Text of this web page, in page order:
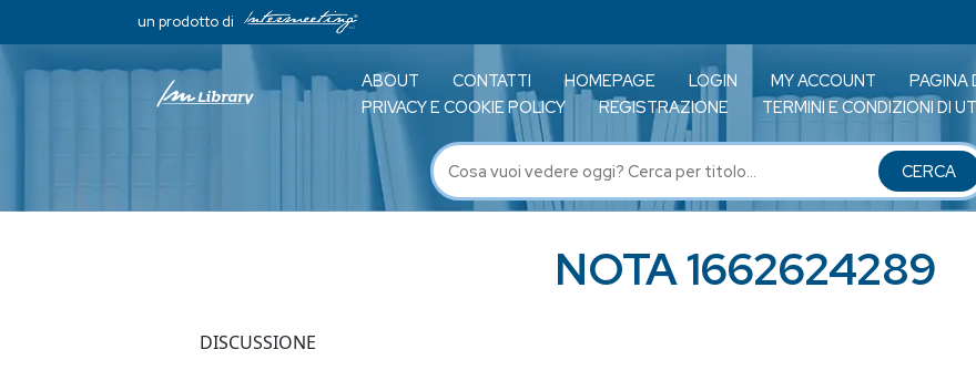
un prodotto di
ABOUT CONTATTI HOMEPAGE LOGIN MY ACCOUNT PAGINA
PRIVACY E COOKIE POLICY
REGISTRAZIONE TERMINI E CONDIZIONI DI
NOTA 1662624289
DISCUSSIONE